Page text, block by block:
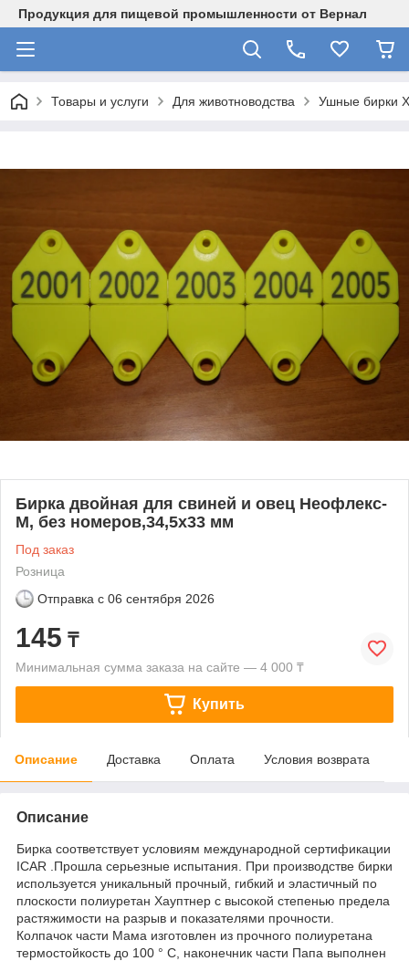
Продукция для пищевой промышленности от Вернал
Товары и услуги Для животноводства Ушные бирки
Бирка двойная для свиней и овец Неофлекс-
М, без номеров,34,5х33 мм
Под заказ
Розница
Отправка с 06 сентября 2026
145 ₸
Минимальная сумма заказа на сайте — 4 000 ₸
Купить
Описание Доставка Оплата Условия возврата
Описание
Бирка соответствует условиям международной сертификации
ICAR .Прошла серьезные испытания. При производстве бирки
используется уникальный прочный, гибкий и эластичный по
плоскости полиуретан Хауптнер с высокой степенью предела
растяжимости на разрыв и показателями прочности.
Колпачок части Мама изготовлен из прочного полиуретана
термостойкость до 100 ° C, наконечник части Папа выполнен